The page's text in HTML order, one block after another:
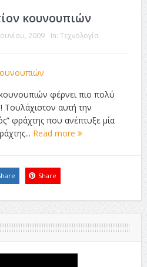
κουνουπιών
2009 In: Τεχνολογία
φέρνει πιο πολύ
αυτή την
φράχτης που ανέπτυξε μία
Read more
Share